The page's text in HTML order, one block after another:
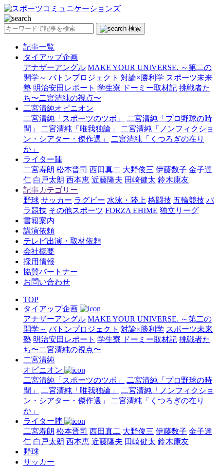
検索
記事一覧
タイアップ企画
アナザーアングル MAKE YOUR UNIVERSE. ～第二の
開学～ バトンプロジェクト 対論×勝利学 スポーツ未来
塾 明治安田レポート 学生寮 ドーミー取材記 挑戦者た
ち〜二宮清純の視点〜
二宮清純オピニオン
二宮清純「スポーツのツボ」
二宮清純「プロ野球の時
間」
二宮清純「唯我独論」
二宮清純「ノンフィクショ
ン・シアター・傑作選」
二宮清純「くつろぎの在り
か」
ライター陣
二宮寿朗 松本晋司 西田真二 大野俊三 伊藤数子 金子達
仁 白戸太朗 西本恵 近藤隆夫 田崎健太 鈴木康友
記事カテゴリー
野球 サッカー ラグビー 水泳・陸上 格闘技 五輪競技 パ
ラ競技 その他スポーツ FORZA EHIME 独立リーグ
書籍案内
講演依頼
テレビ出演・取材依頼
会社概要
採用情報
協賛パートナー
お問い合わせ
TOP
タイアップ企画
アナザーアングル MAKE YOUR UNIVERSE. ～第二の
開学～ バトンプロジェクト 対論×勝利学 スポーツ未来
塾 明治安田レポート 学生寮 ドーミー取材記 挑戦者た
ち〜二宮清純の視点〜
二宮清純
オピニオン
二宮清純「スポーツのツボ」
二宮清純「プロ野球の時
間」
二宮清純「唯我独論」
二宮清純「ノンフィクショ
ン・シアター・傑作選」
二宮清純「くつろぎの在り
か」
ライター陣
二宮寿朗 松本晋司 西田真二 大野俊三 伊藤数子 金子達
仁 白戸太朗 西本恵 近藤隆夫 田崎健太 鈴木康友
野球
サッカー